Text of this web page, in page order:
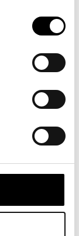
Andrea
Stocchi.
–
2026
nominati
Awards